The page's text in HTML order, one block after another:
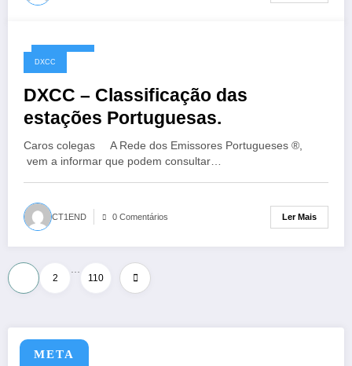
10/05/2026
DXCC
DXCC – Classificação das
estações Portuguesas.
Caros colegas A Rede dos Emissores Portugueses ®,
vem a informar que podem consultar…
CT1END 0 Comentários Ler Mais
Paginação
conteúdos
2
…
110
META